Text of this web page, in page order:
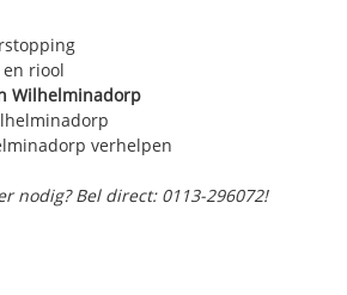
riool
Wilhelminadorp
verhelpen
nodig? Bel direct: 0113-296072!